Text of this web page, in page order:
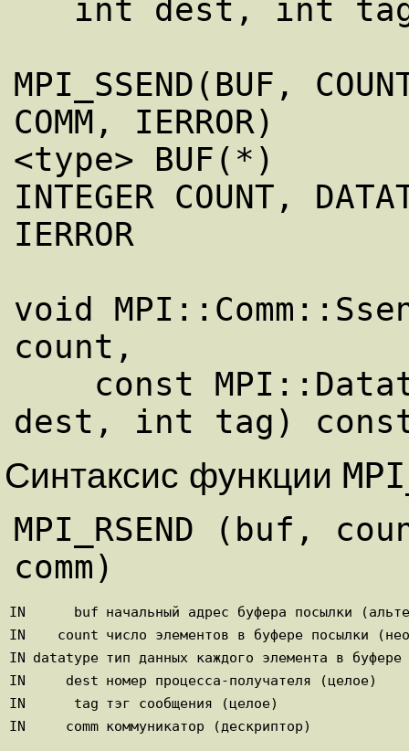
MPI_SSEND(BUF,
COMM, IERROR)
<type> BUF(*)
INTEGER COUNT,
IERROR
void
count,
Синтаксис функции
MPI_RSEND (buf,
IN buf начальный адрес буфера посылки
IN
count число элементов в буфере посылки
IN datatype тип данных каждого элемента в
IN
dest номер процесса-получателя (целое)
IN
tag тэг сообщения (целое)
IN
comm коммуникатор (дескриптор)